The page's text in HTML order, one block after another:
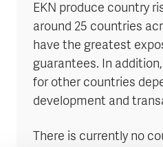
EKN produce country
around 25 countries
have the greatest
guarantees. In
for other countries
development and
There is currently no